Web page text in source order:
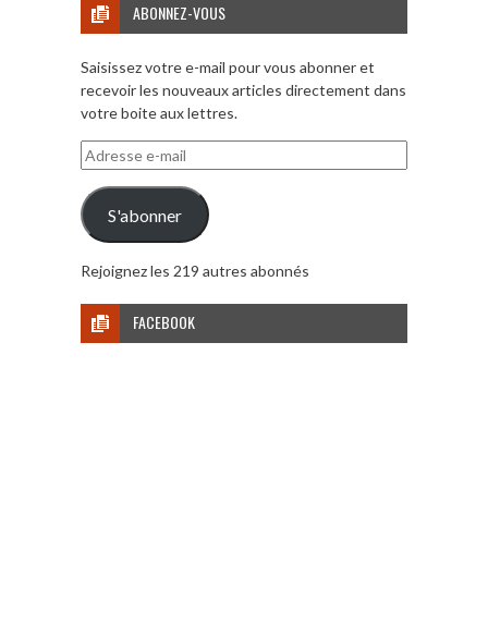
ABONNEZ-VOUS
Saisissez votre e-mail pour vous abonner et
recevoir les nouveaux articles directement dans
votre boite aux lettres.
Adresse
e-
mail
S'abonner
Rejoignez les 219 autres abonnés
FACEBOOK